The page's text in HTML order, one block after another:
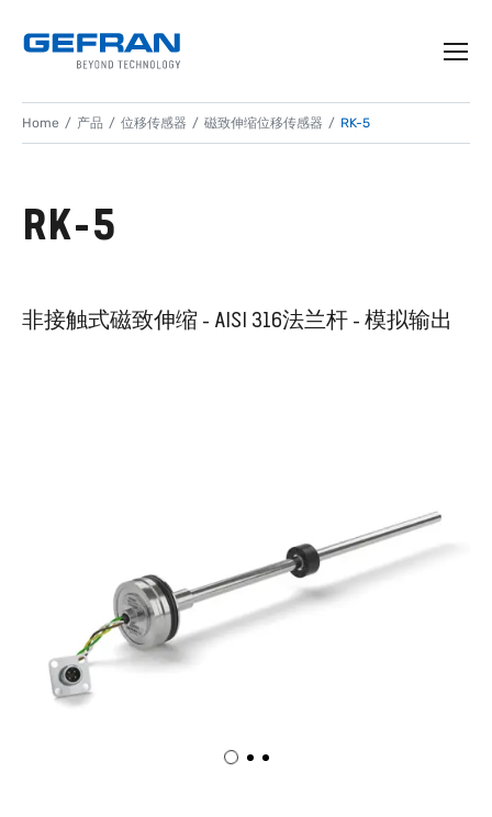
Home 产品 位移传感器 磁致伸缩位移传感器 RK-5
RK-5
非接触式磁致伸缩 - AISI 316法兰杆 - 模拟输出